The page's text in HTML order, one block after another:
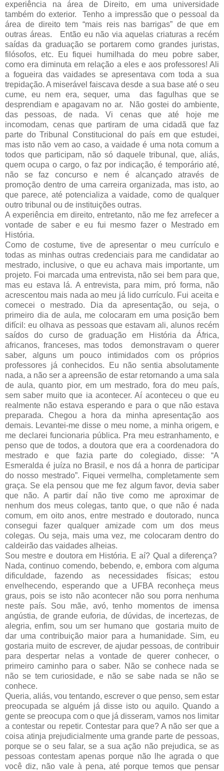
experiência na área de Direito, em uma universidade
também do exterior. Tenho a impressão que o pessoal da
área de direito tem “mais reis nas barrigas” de que em
outras áreas. Então eu não via aquelas criaturas a recém
saídas da graduação se portarem como grandes juristas,
filósofos, etc. Eu fiquei humilhada do meu pobre saber,
como era diminuta em relação a eles e aos professores! Ali
a fogueira das vaidades se apresentava com toda a sua
trepidação. A miserável faiscava desde a sua base até o seu
cume, eu nem era, sequer, uma das fagulhas que se
desprendiam e apagavam no ar. Não gostei do ambiente,
das pessoas, de nada. Vi cenas que até hoje me
incomodam, cenas que partiram de uma cidadã que faz
parte do Tribunal Constitucional do país em que estudei,
mas isto não vem ao caso, a vaidade é uma nota comum a
todos que participam, não só daquele tribunal, que, aliás,
quem ocupa o cargo, o faz por indicação, é temporário até,
não se faz concurso e nem é alcançado através de
promoção dentro de uma carreira organizada, mas isto, ao
que parece, até potencializa a vaidade, como de qualquer
outro tribunal ou de instituições outras.
A experiência em direito, entretanto, não me fez arrefecer a
vontade de saber e eu fui mesmo fazer o Mestrado em
História.
Como de costume, tive de apresentar o meu currículo e
todas as minhas outras credenciais para me candidatar ao
mestrado, inclusive, o que eu achava mais importante, um
projeto. Foi marcada uma entrevista, não sei bem para que,
mas eu estava lá. A entrevista, para mim, pró forma, não
acrescentou mais nada ao meu já lido currículo. Fui aceita e
comecei o mestrado. Dia da apresentação, ou seja, o
primeiro dia de aula, me colocaram em uma posição bem
difícil: eu olhava as pessoas que estavam ali, alunos recém
saídos do curso de graduação em História da África,
africanos, franceses, mas todos demonstravam o querer
saber, alguns um pouco intimidados com os próprios
professores já conhecidos. Eu não sentia absolutamente
nada, a não ser a apreensão de estar retornando a uma sala
de aula, quanto pior, em um mestrado, fora do meu país,
sem saber muito que ia acontecer. Aí aconteceu o que eu
realmente não estava esperando e para o que não estava
preparada. Chegou a hora da minha apresentação aos
demais. Levantei-me disse o meu nome, a minha origem, e
me declarei funcionaria pública. Pra meu estranhamento, e
penso que de todos, a doutora que era a coordenadora do
mestrado e que fazia parte do colegiado, disse: “A
Esmeralda é juíza no Brasil, e nos dá a honra de participar
do nosso mestrado”. Fiquei vermelha, completamente sem
graça. Se ela pensou que me fez algum favor, devia saber
que não. A partir daí não tive como me aproximar de
nenhum dos meus colegas, tanto que, o que não é nada
comum, em oito anos, entre mestrado e doutorado, nunca
consegui fazer qualquer amizade com um dos meus
colegas. Ou seja, mais uma vez, me colocaram dentro do
caldeirão das vaidades alheias.
Sou mestre e doutora em História. E aí? Qual a diferença?
Nada, continuo comendo, bebendo, e, embora com alguma
dificuldade, fazendo as necessidades físicas; estou
envelhecendo, esperando que a UFBA reconheça meus
graus, pois se isto não acontecer não sou porra nenhuma
neste país. Sou mãe, avó, tenho momentos de imensa
angústia, de grande euforia, de dúvidas, de incertezas, de
alegria, enfim, sou um ser humano que gostaria muito de
dar uma contribuição maior para a humanidade. Sim, eu
gostaria muito de escrever, de ajudar pessoas, de contribuir
para despertar nelas a vontade de querer conhecer, o
primeiro caminho para o saber. Não se conhece nada se
não se tem curiosidade, e não se sabe nada se não se
conhece.
Queria, aliás, vou tentando, escrever o que penso, sem estar
preocupada se alguém já disse isto ou aquilo. Quando a
gente se preocupa com o que já disseram, vamos nos limitar
a contestar ou repetir. Contestar para que? A não ser que a
coisa atinja prejudicialmente uma grande parte de pessoas,
porque se o seu falar, se a sua ação não prejudica, se as
pessoas contestam apenas porque não lhe agrada o que
você diz, não vale à pena, até porque temos que pensar